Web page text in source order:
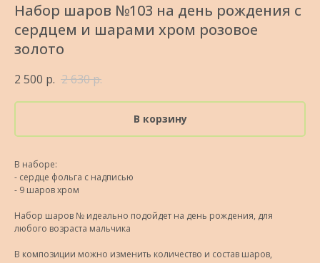
Набор шаров №103 на день рождения с
сердцем и шарами хром розовое
золото
2 500 р. 2 630р.
В корзину
В наборе:
- сердце фольга с надписью
- 9 шаров хром
Набор шаров № идеально подойдет на день рождения, для
любого возраста мальчика
В композиции можно изменить количество и состав шаров,